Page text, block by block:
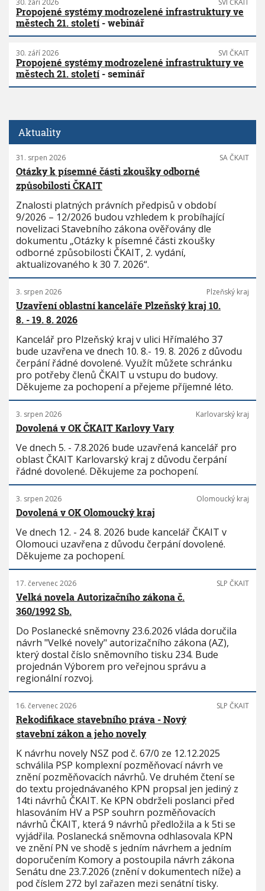
30. září 2026 SVI ČKAIT
Propojené systémy modrozelené infrastruktury ve
městech 21. století- webinář
30. září 2026 SVI ČKAIT
Propojené systémy modrozelené infrastruktury ve
městech 21. století- seminář
Aktuality
31. srpen 2026 SA ČKAIT
Otázky k písemné části zkoušky odborné
způsobilosti ČKAIT
Znalosti platných právních předpisů v období
9/2026 – 12/2026 budou vzhledem k probíhající
novelizaci Stavebního zákona ověřovány dle
dokumentu „Otázky k písemné části zkoušky
odborné způsobilosti ČKAIT, 2. vydání,
aktualizovaného k 30 7. 2026“.
3. srpen 2026 Plzeňský kraj
Uzavření oblastní kanceláře Plzeňský kraj 10.
8. - 19. 8. 2026
Kancelář pro Plzeňský kraj v ulici Hřímalého 37
bude uzavřena ve dnech 10. 8.- 19. 8. 2026 z důvodu
čerpání řádné dovolené. Využít můžete schránku
pro potřeby členů ČKAIT u vstupu do budovy.
Děkujeme za pochopení a přejeme příjemné léto.
3. srpen 2026 Karlovarský kraj
Dovolená v OK ČKAIT Karlovy Vary
Ve dnech 5. - 7.8.2026 bude uzavřená kancelář pro
oblast ČKAIT Karlovarský kraj z důvodu čerpání
řádné dovolené. Děkujeme za pochopení.
3. srpen 2026 Olomoucký kraj
Dovolená v OK Olomoucký kraj
Ve dnech 12. - 24. 8. 2026 bude kancelář ČKAIT v
Olomouci uzavřena z důvodu čerpání dovolené.
Děkujeme za pochopení.
17. červenec 2026 SLP ČKAIT
Velká novela Autorizačního zákona č.
360/1992 Sb.
Do Poslanecké sněmovny 23.6.2026 vláda doručila
návrh "Velké novely" autorizačního zákona (AZ),
který dostal číslo sněmovního tisku 234. Bude
projednán Výborem pro veřejnou správu a
regionální rozvoj.
16. červenec 2026 SLP ČKAIT
Rekodifikace stavebního práva - Nový
stavební zákon a jeho novely
K návrhu novely NSZ pod č. 67/0 ze 12.12.2025
schválila PSP komplexní pozměňovací návrh ve
znění pozměňovacích návrhů. Ve druhém čtení se
do textu projednávaného KPN propsal jen jediný z
14ti návrhů ČKAIT. Ke KPN obdrželi poslanci před
hlasováním HV a PSP souhrn pozměňovacích
návrhů ČKAIT, která 9 návrhů předložila a k 5ti se
vyjádřila. Poslanecká sněmovna odhlasovala KPN
ve znění PN ve shodě s jedním návrhem a jedním
doporučením Komory a postoupila návrh zákona
Senátu dne 23.7.2026 (znění v dokumentech níže) a
pod číslem 272 byl zařazen mezi senátní tisky.